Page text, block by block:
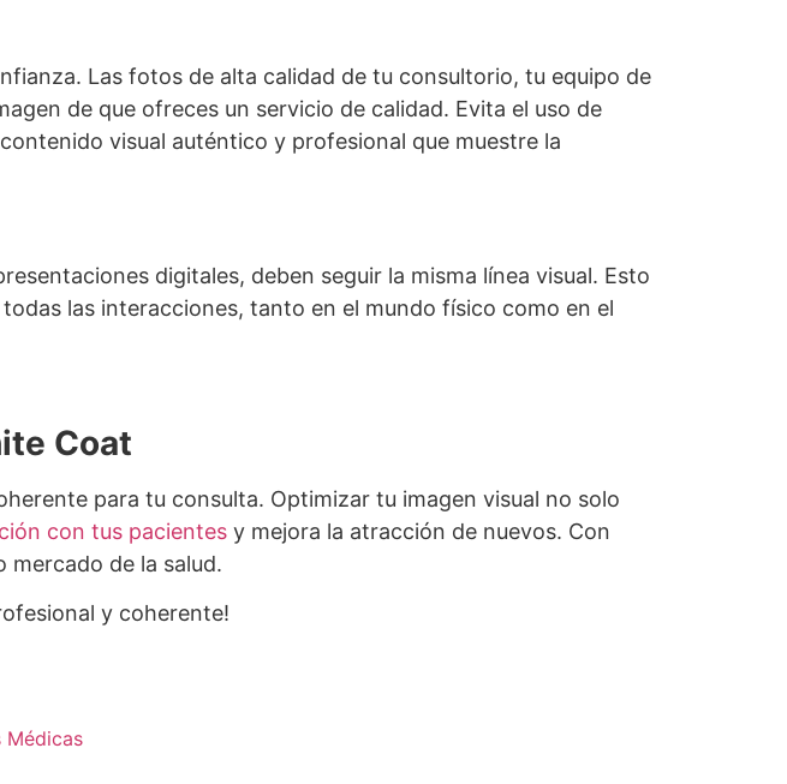
Las fotos de alta calidad de tu consultorio, tu equipo de
de que ofreces un servicio de calidad. Evita el uso de
visual auténtico y profesional que muestre la
digitales, deben seguir la misma línea visual. Esto
las interacciones, tanto en el mundo físico como en el
Coat
para tu consulta. Optimizar tu imagen visual no solo
con tus pacientes y mejora la atracción de nuevos. Con
de la salud.
y coherente!
Médicas